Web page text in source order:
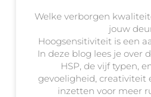
Welke verborgen
jouw
Hoogsensitiviteit is een
In deze blog lees je over
HSP, de vijf typen,
gevoeligheid, creativiteit
inzetten voor meer